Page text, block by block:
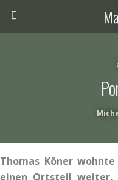
Thomas Köner
einen Ortsteil weiter,